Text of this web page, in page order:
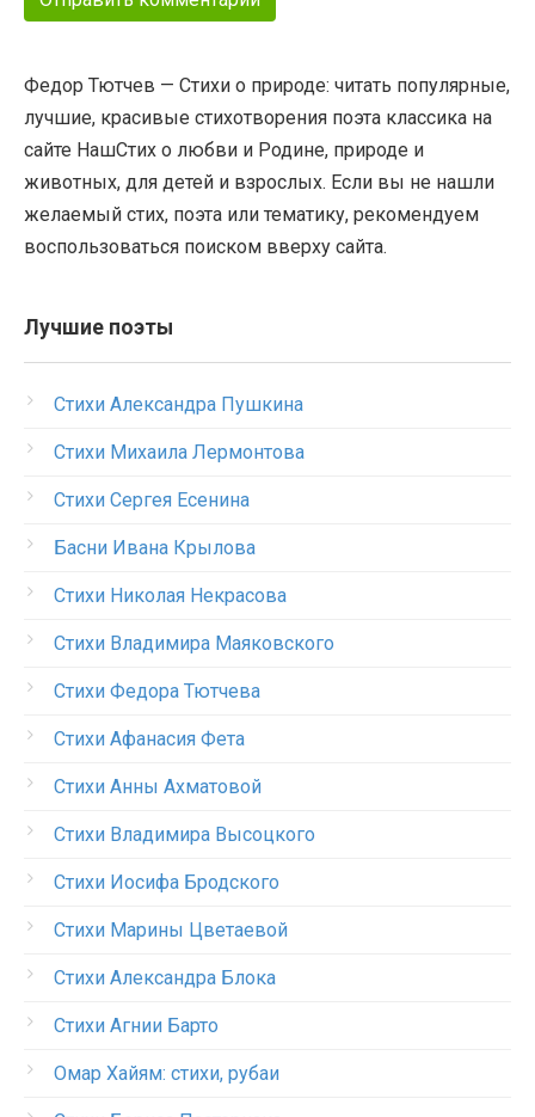
Федор Тютчев — Стихи о природе: читать популярные,
лучшие, красивые стихотворения поэта классика на
сайте НашСтих о любви и Родине, природе и
животных, для детей и взрослых. Если вы не нашли
желаемый стих, поэта или тематику, рекомендуем
воспользоваться поиском вверху сайта.
Лучшие поэты
Стихи Александра Пушкина
Стихи Михаила Лермонтова
Стихи Сергея Есенина
Басни Ивана Крылова
Стихи Николая Некрасова
Стихи Владимира Маяковского
Стихи Федора Тютчева
Стихи Афанасия Фета
Стихи Анны Ахматовой
Стихи Владимира Высоцкого
Стихи Иосифа Бродского
Стихи Марины Цветаевой
Стихи Александра Блока
Стихи Агнии Барто
Омар Хайям: стихи, рубаи